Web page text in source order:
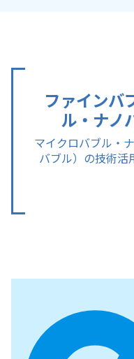
ファインバ
ル・ナノ
マイクロバブル・
バブル）の技術活